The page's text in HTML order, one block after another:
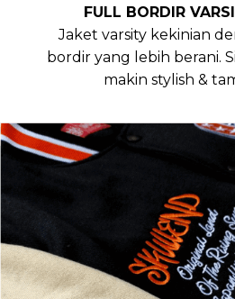
FULL BORDIR
Jaket varsity kekinian
bordir yang lebih berani.
makin stylish &